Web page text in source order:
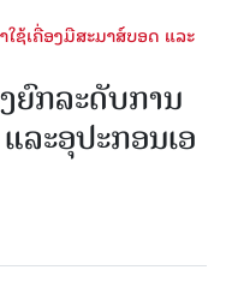
ຊ້ເຄື່ອງມືສະມາສ໌ບອດ ແລະ
ຍົກລະດັບການ
ລະອຸປະກອນເອ